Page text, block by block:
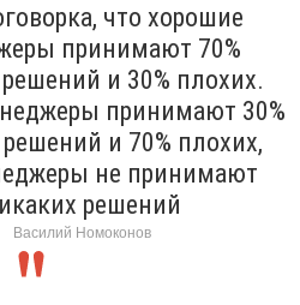
что хорошие
принимают 70%
и 30% плохих.
принимают 30%
и 70% плохих,
не принимают
решений
Василий Номоконов